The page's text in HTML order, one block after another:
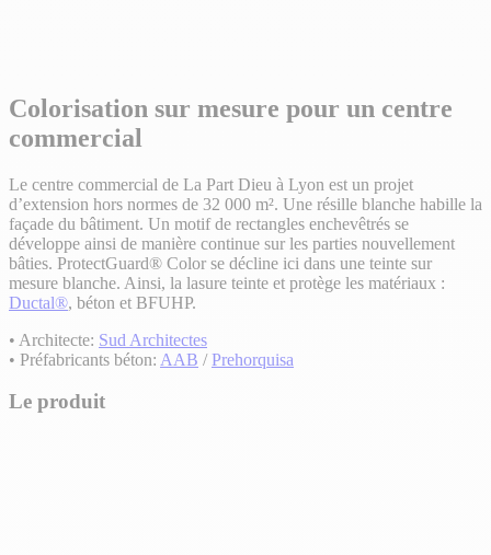
Colorisation sur mesure pour un centre
commercial
Le centre commercial de La Part Dieu à Lyon est un projet
d’extension hors normes de 32 000 m². Une résille blanche habille la
façade du bâtiment. Un motif de rectangles enchevêtrés se
développe ainsi de manière continue sur les parties nouvellement
bâties. ProtectGuard® Color se décline ici dans une teinte sur
mesure blanche. Ainsi, la lasure teinte et protège les matériaux :
Ductal®, béton et BFUHP.
• Architecte: Sud Architectes
• Préfabricants béton: AAB /Prehorquisa
Le produit